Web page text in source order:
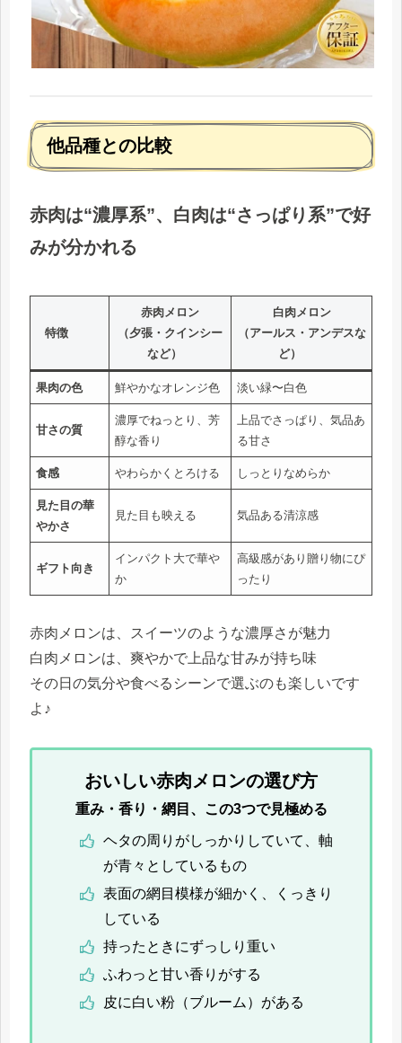
他品種との比較
赤肉は“濃厚系”、白肉は“さっぱり系”で好
みが分かれる
特徴
赤肉メロン
（夕張・クインシー
など）
白肉メロン
（アールス・アンデスな
ど）
果肉の色 鮮やかなオレンジ色 淡い緑〜白色
甘さの質
濃厚でねっとり、芳
醇な香り
上品でさっぱり、気品あ
る甘さ
食感 やわらかくとろける しっとりなめらか
見た目の華
やかさ
見た目も映える 気品ある清涼感
ギフト向き
インパクト大で華や
か
高級感があり贈り物にぴ
ったり
赤肉メロンは、スイーツのような濃厚さが魅力
白肉メロンは、爽やかで上品な甘みが持ち味
その日の気分や食べるシーンで選ぶのも楽しいです
よ♪
おいしい赤肉メロンの選び方
重み・香り・網目、この3つで見極める
ヘタの周りがしっかりしていて、軸
が青々としているもの
表面の網目模様が細かく、くっきり
している
持ったときにずっしり重い
ふわっと甘い香りがする
皮に白い粉（ブルーム）がある